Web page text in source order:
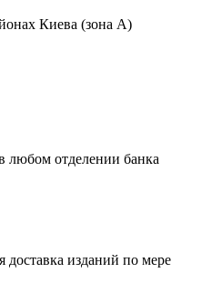
Киева (зона А)
любом отделении банка
доставка изданий по мере